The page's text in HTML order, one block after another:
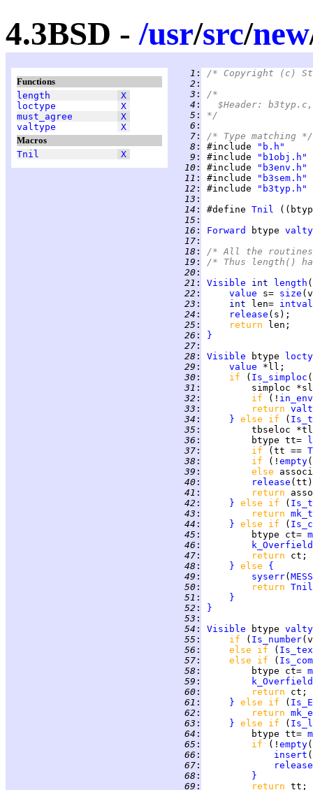
4.3BSD -/usr/src/new
Functions
length
X
loctype
X
must_agree
X
valtype
X
Macros
Tnil
X
   1
:
/* Copyright (c)
   2
:
   3
:
/*
   4
:
$Header:
   5
:
*/
   6
:
   7
:
/* Type matching */
   8
: #include
"b.h"
   9
: #include
"b1obj.h"
  10
: #include
"b3env.h"
  11
: #include
"b3sem.h"
  12
: #include
"b3typ.h"
  13
:
  14
: #define Tnil
  15
:
  16
: Forward btype
  17
:
  18
:
/* All the
  19
:
/* Thus length()
  20
:
  21
: Visible int length
  22
: value s= size
  23
: int len= intval
  24
: release
  25
: return
  26
:
}
  27
:
  28
: Visible btype
  29
: value
  30
: if ( Is_simploc
  31
:
simploc
  32
: if (! in_env
  33
: return
  34
: } else if (
  35
:
tbseloc
  36
:
         btype tt=
  37
: if (tt ==
  38
: if (! empty
  39
: else
  40
:
release
  41
:
return
  42
: } else if (
  43
: return
  44
: } else if (
  45
:
         btype ct=
  46
:
  47
: return
  48
: } else {
  49
: syserr( MESS
  50
: return Tnil
  51
:
}
  52
:
}
  53
:
  54
: Visible btype
  55
: if ( Is_number
  56
: else if (
  57
: else if (
  58
:
         btype ct=
  59
:
  60
: return
  61
: } else if (
  62
: return
  63
: } else if (
  64
:
         btype tt=
  65
: if (! empty
  66
: insert
  67
:
release
  68
:
}
  69
: return